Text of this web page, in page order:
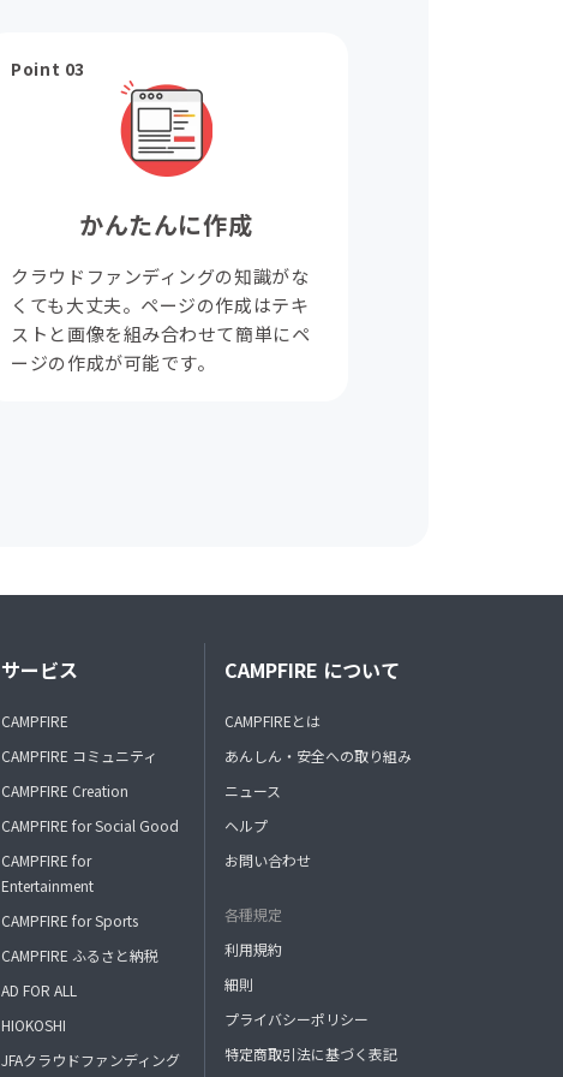
Point 03
かんたんに作成
クラウドファンディングの知識がな
くても大丈夫。ページの作成はテキ
ストと画像を組み合わせて簡単にペ
ージの作成が可能です。
サービス
CAMPFIRE
CAMPFIRE コミュニティ
CAMPFIRE Creation
CAMPFIRE for Social Good
CAMPFIRE for
Entertainment
CAMPFIRE for Sports
CAMPFIRE ふるさと納税
AD FOR ALL
HIOKOSHI
JFAクラウドファンディング
CAMPFIRE について
CAMPFIREとは
あんしん・安全への取り組み
ニュース
ヘルプ
お問い合わせ
各種規定
利用規約
細則
プライバシーポリシー
特定商取引法に基づく表記